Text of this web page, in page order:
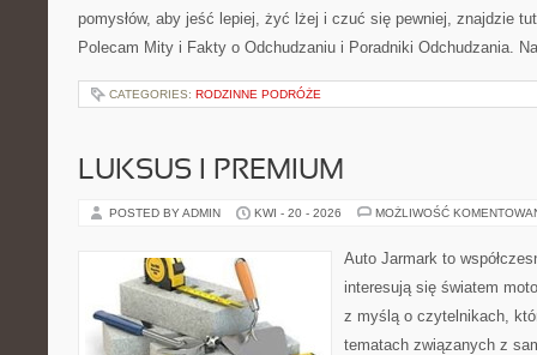
pomysłów, aby jeść lepiej, żyć lżej i czuć się pewniej, znajdzie
Polecam Mity i Fakty o Odchudzaniu i Poradniki Odchudzania.
CATEGORIES: RODZINNE PODRÓŻE
LUKSUS I PREMIUM
POSTED BY ADMIN KWI - 20 - 2026 MOŻLIWOŚĆ
Auto Jarmark to
interesują się światem
z myślą o czytelnikach,
tematach związanych z